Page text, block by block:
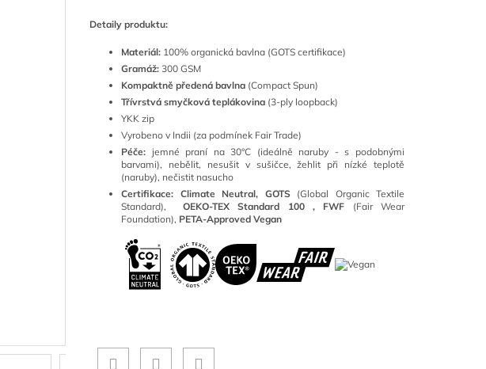
Detaily produktu:
Materiál: 100% organická bavlna (GOTS certifikace)
Gramáž: 300 GSM
Kompaktně předená bavlna (Compact Spun)
Třívrstvá smyčková teplákovina (3-ply loopback)
YKK zip
Vyrobeno v Indii (za podmínek Fair Trade)
Péče: jemné praní na 30°C (ideálně naruby - s podobnými
barvami), nebělit, nesušit v sušičce, žehlit při nízké teplotě
(naruby), nečistit nasucho
Certifikace: Climate Neutral, GOTS(Global Organic Textile
Standard),
OEKO-TEX Standard 100 , FWF (Fair Wear
Foundation), PETA-Approved Vegan